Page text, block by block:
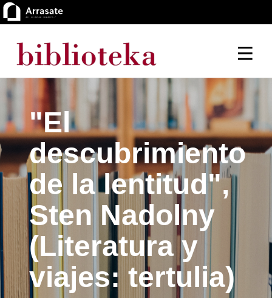
"El
descubrimiento
de la lentitud",
Sten Nadolny
(Literatura y
viajes: tertulia)